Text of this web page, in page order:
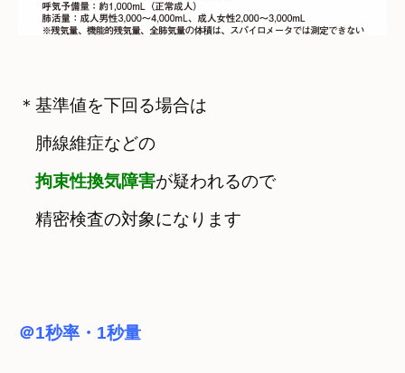
＊基準値を下回る場合は
肺線維症などの
拘束性換気障害が疑われるので
精密検査の対象になります
＠1秒率・1秒量